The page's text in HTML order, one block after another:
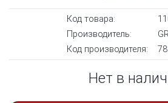
Код товара:
Производитель:
Код производителя:
Нет в